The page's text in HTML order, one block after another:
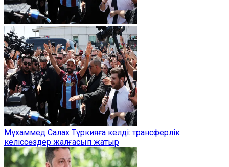
Мұхаммед Салах Түркияға келді: трансферлік
келіссөздер жалғасып жатыр